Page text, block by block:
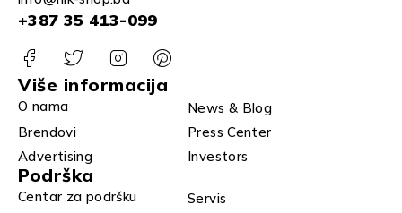
+387 35 413-099
Više informacija
O nama
News & Blog
Brendovi
Press Center
Advertising
Investors
Podrška
Centar za podršku
Servis